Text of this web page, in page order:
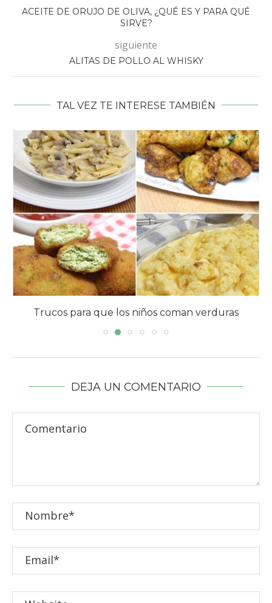
ACEITE DE ORUJO DE OLIVA, ¿QUÉ ES Y PARA QUÉ
SIRVE?
siguiente
ALITAS DE POLLO AL WHISKY
TAL VEZ TE INTERESE TAMBIÉN
Trucos para que los niños coman verduras
DEJA UN COMENTARIO